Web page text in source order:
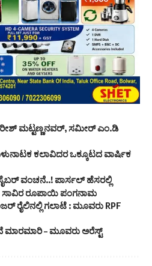
ಮಟ್ಟಣ್ಣನವರ್‌, ಸಮೀರ್‌ ಎಂ.ಡಿ
ಕಲಾವಿದರ ಒಕ್ಕೂಟದ ವಾರ್ಷಿಕ
ವಂಚನೆ..! ಪಾರ್ಸಲ್ ಹೆಸರಲ್ಲಿ
ಸಾವಿರ ರೂಪಾಯಿ ಪಂಗನಾಮ
ರೈಲಿನಲ್ಲಿ ಗಲಾಟೆ : ಮೂವರು RPF
ಮಾರಮಾರಿ – ಮೂವರು ಅರೆಸ್ಟ್